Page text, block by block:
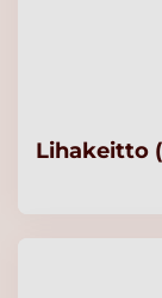
Lihakeitto